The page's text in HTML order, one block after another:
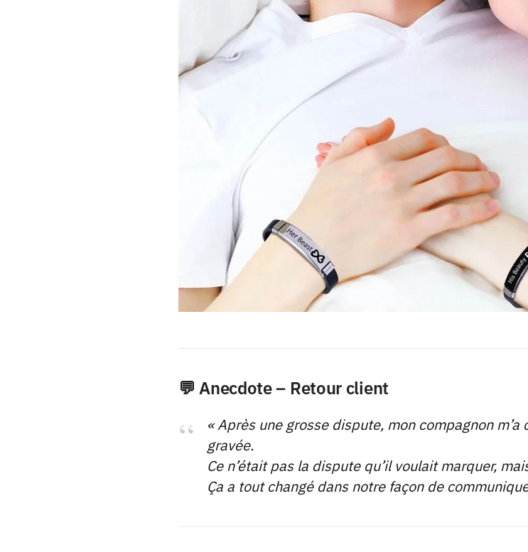
💬 Anecdote – Retour client
« Après une grosse dispute, mon compagnon
gravée.
Ce n’était pas la dispute qu’il voulait marquer,
Ça a tout changé dans notre façon de